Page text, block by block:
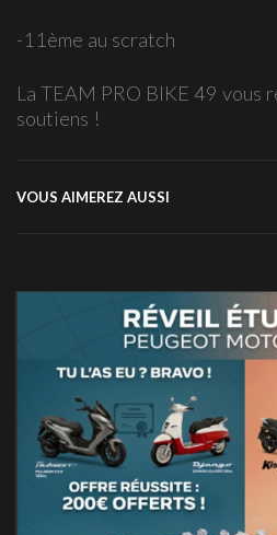
-11ème au scratch
La TEAM PRO BIKE 49 vous
soutiens !
VOUS AIMEREZ AUSSI